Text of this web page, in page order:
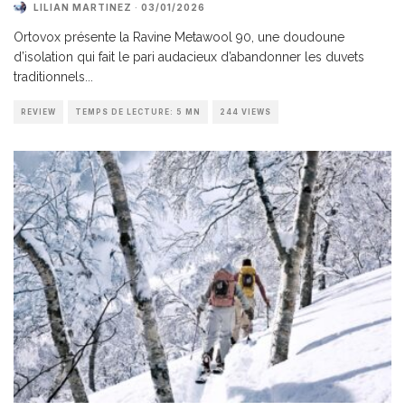
LILIAN MARTINEZ · 03/01/2026
Ortovox présente la Ravine Metawool 90, une doudoune
d’isolation qui fait le pari audacieux d’abandonner les duvets
traditionnels...
REVIEW TEMPS DE LECTURE: 5 MN 244 VIEWS